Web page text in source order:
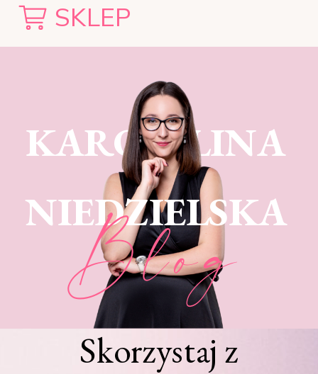
SKLEP
KARO LINA
NIEDZIELSKA
Blog
Skorzystaj z